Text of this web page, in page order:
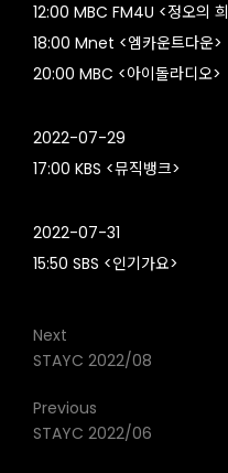
12:00 MBC FM4U <정오의
18:00 Mnet <엠카운트다운>
20:00 MBC <아이돌라디오>
2022-07-29
17:00 KBS <뮤직뱅크>
2022-07-31
15:50 SBS <인기가요>
Next
STAYC 2022/08
Previous
STAYC 2022/06